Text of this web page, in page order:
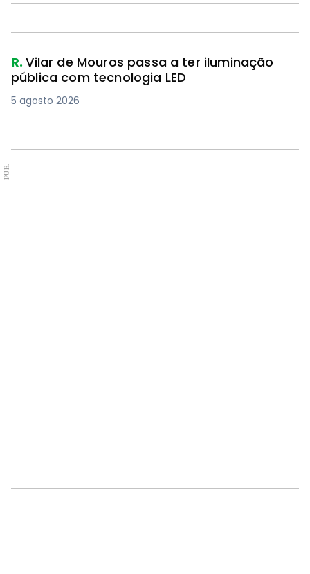
R.Vilar de Mouros passa a ter iluminação
pública com tecnologia LED
5 agosto 2026
PUB.